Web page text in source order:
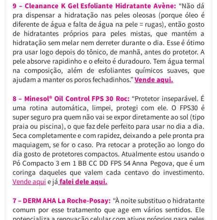
9 – Cleanance K Gel Esfoliante Hidratante Avène: “Não dá
pra dispensar a hidratação nas peles oleosas (porque óleo é
diferente de água e falta de água na pele = rugas), então gosto
de hidratantes próprios para peles mistas, que mantém a
hidratação sem melar nem derreter durante o dia. Esse é ótimo
pra usar logo depois do tônico, de manhã, antes do protetor. A
pele absorve rapidinho e o efeito é duradouro. Tem água termal
na composição, além de esfoliantes químicos suaves, que
ajudam a manter os poros fechadinhos.”Vende aqui.
8 – Minesol® Oil Control FPS 30 Roc: “Protetor inseparável. É
uma rotina automática, limpei, protegi com ele. O FPS30 é
super seguro pra quem não vai se expor diretamente ao sol (tipo
praia ou piscina), o que faz dele perfeito para usar no dia a dia.
Seca completamente e com rapidez, deixando a pele pronta pra
maquiagem, se for o caso. Pra retocar a proteção ao longo do
dia gosto de protetores compactos. Atualmente estou usando o
Pó Compacto 3 em 1 BB CC DD FPS 54 Anna Pegova, que é um
coringa daqueles que valem cada centavo do investimento.
Vende aqui e já falei dele aqui.
7 – DERM AHA La Roche-Posay: “À noite substituo o hidratante
comum por esse tratamento que age em vários sentidos. Ele